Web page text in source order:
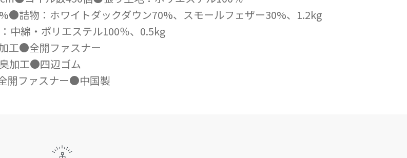
詰物：ホワイトダックダウン70%、スモールフェザー30%、1.2kg
綿・ポリエステル100％、0.5kg
工●全開ファスナー
加工●四辺ゴム
ファスナー●中国製